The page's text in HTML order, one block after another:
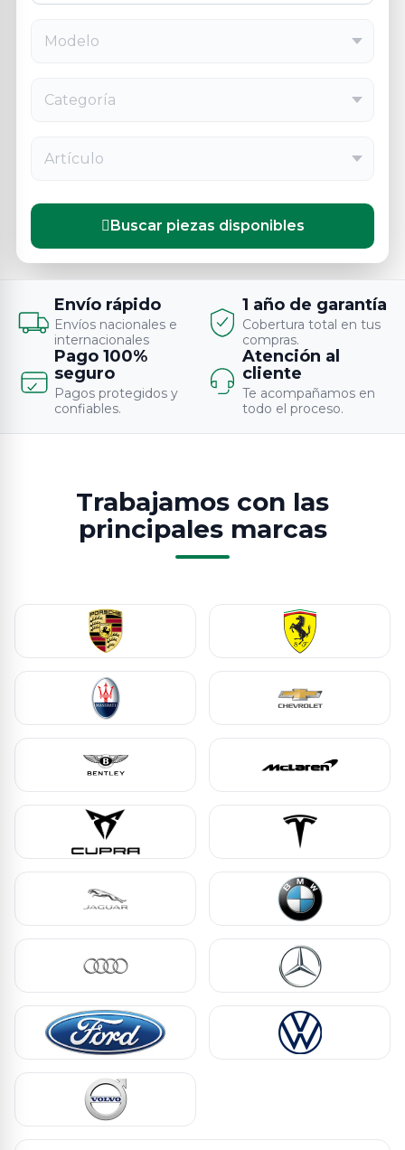
Buscar piezas disponibles
Envío rápido
Envíos nacionales e
internacionales
1 año de garantía
Cobertura total en tus
compras.
Pago 100%
seguro
Pagos protegidos y
confiables.
Atención al
cliente
Te acompañamos en
todo el proceso.
Trabajamos con las
principales marcas